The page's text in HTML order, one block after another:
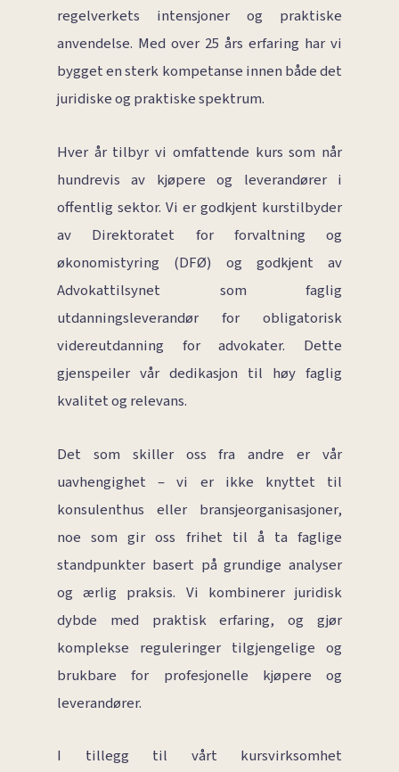
regelverkets intensjoner og praktiske
anvendelse. Med over 25 års erfaring har vi
bygget en sterk kompetanse innen både det
juridiske og praktiske spektrum.
Hver år tilbyr vi omfattende kurs som når
hundrevis av kjøpere og leverandører i
offentlig sektor. Vi er godkjent kurstilbyder
av Direktoratet for forvaltning og
økonomistyring (DFØ) og godkjent av
Advokattilsynet som faglig
utdanningsleverandør for obligatorisk
videreutdanning for advokater. Dette
gjenspeiler vår dedikasjon til høy faglig
kvalitet og relevans.
Det som skiller oss fra andre er vår
uavhengighet – vi er ikke knyttet til
konsulenthus eller bransjeorganisasjoner,
noe som gir oss frihet til å ta faglige
standpunkter basert på grundige analyser
og ærlig praksis. Vi kombinerer juridisk
dybde med praktisk erfaring, og gjør
komplekse reguleringer tilgjengelige og
brukbare for profesjonelle kjøpere og
leverandører.
I tillegg til vårt kursvirksomhet